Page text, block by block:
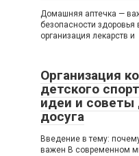
Домашняя аптечка —
безопасности
организация лекарств и
Организация
детского
идеи и советы
досуга
Введение в тему:
важен В современном